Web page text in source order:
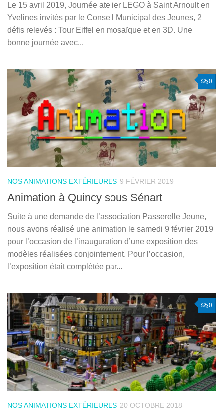
Le 15 avril 2019, Journée atelier LEGO à Saint Arnoult en
Yvelines invités par le Conseil Municipal des Jeunes, 2
défis relevés : Tour Eiffel en mosaïque et en 3D. Une
bonne journée avec...
0
NOS ANIMATIONS EXTÉRIEURES 9 FÉVRIER 2019
Animation à Quincy sous Sénart
Suite à une demande de l’association Passerelle Jeune,
nous avons réalisé une animation le samedi 9 février 2019
pour l’occasion de l’inauguration d’une exposition des
modèles réalisées conjointement. Pour l’occasion,
l’exposition était complétée par...
0
NOS ANIMATIONS EXTÉRIEURES 20 OCTOBRE 2018